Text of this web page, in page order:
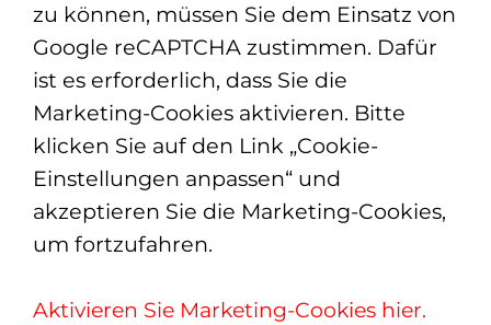
zu können, müssen Sie dem Einsatz von
Google reCAPTCHA zustimmen. Dafür
ist es erforderlich, dass Sie die
Marketing-Cookies aktivieren. Bitte
klicken Sie auf den Link „Cookie-
Einstellungen anpassen“ und
akzeptieren Sie die Marketing-Cookies,
um fortzufahren.
Aktivieren Sie Marketing-Cookies hier.